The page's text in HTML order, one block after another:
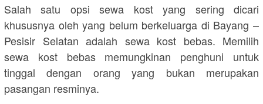
Salah satu opsi sewa kost yang sering dicari
khususnya oleh yang belum berkeluarga di Bayang –
Pesisir Selatan adalah sewa kost bebas. Memilih
sewa kost bebas memungkinan penghuni untuk
tinggal dengan orang yang bukan merupakan
pasangan resminya.